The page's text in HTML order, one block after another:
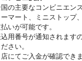
の主要なコンビニエン
マート、ミニストップ
いが可能です。
用番号が通知されます
さい。
にてご入金が確認でき